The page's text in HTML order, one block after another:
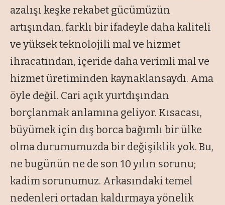
azalışı keşke rekabet gücümüzün
artışından, farklı bir ifadeyle daha kaliteli
ve yüksek teknolojili mal ve hizmet
ihracatından, içeride daha verimli mal ve
hizmet üretiminden kaynaklansaydı. Ama
öyle değil. Cari açık yurtdışından
borçlanmak anlamına geliyor. Kısacası,
büyümek için dış borca bağımlı bir ülke
olma durumumuzda bir değişiklik yok. Bu,
ne bugünün ne de son 10 yılın sorunu;
kadim sorunumuz. Arkasındaki temel
nedenleri ortadan kaldırmaya yönelik